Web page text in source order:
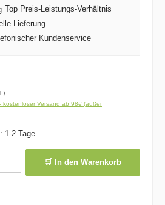
Top Preis-Leistungs-Verhältnis
Lieferung
Kundenservice
)
kostenloser Versand ab 98€ (außer
1-2 Tage
🛒 In den Warenkorb